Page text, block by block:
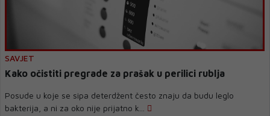
SAVJET
Kako očistiti pregrade za prašak u perilici rublja
Posude u koje se sipa deterdžent često znaju da budu leglo
bakterija, a ni za oko nije prijatno k...